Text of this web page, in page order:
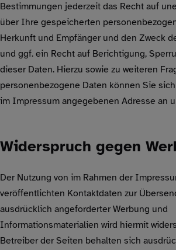
Bestimmungen jederzeit das Recht auf
über Ihre gespeicherten
Herkunft und Empfänger und den Zweck
und ggf. ein Recht auf Berichtigung,
dieser Daten. Hierzu sowie zu weiteren
personenbezogene Daten können Sie
im Impressum angegebenen Adresse an
Widerspruch gegen
Der Nutzung von im Rahmen der
veröffentlichten Kontaktdaten zur
ausdrücklich angeforderter Werbung und
Informationsmaterialien wird hiermit
Betreiber der Seiten behalten sich